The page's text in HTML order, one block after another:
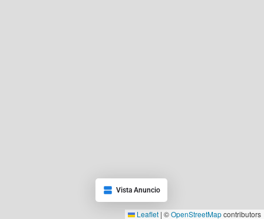
Leaflet | ©OpenStreetMapcontributors
Vista Anuncio